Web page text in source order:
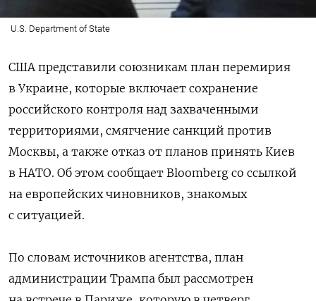
U.S. Department of State
США представили союзникам план перемирия
в Украине, которые включает сохранение
российского контроля над захваченными
территориями, смягчение санкций против
Москвы, а также отказ от планов принять Киев
в НАТО. Об этом сообщает Bloomberg со ссылкой
на европейских чиновников, знакомых
с ситуацией.
По словам источников агентства, план
администрации Трампа был рассмотрен